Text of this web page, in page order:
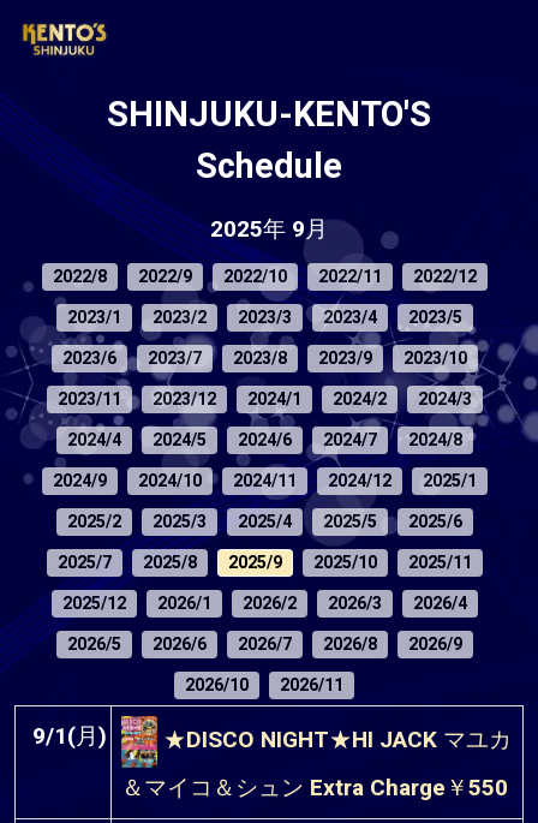
SHINJUKU-KENTO'S
Schedule
2025年 9月
2022/8 2022/9 2022/10 2022/11
2022/12
2023/1
2023/2 2023/3 2023/4
2023/5
2023/6
2023/7 2023/8 2023/9
2023/10
2023/11
2023/12 2024/1 2024/2
2024/3
2024/4
2024/5 2024/6 2024/7
2024/8
2024/9
2024/10 2024/11 2024/12
2025/1
2025/2
2025/3 2025/4 2025/5
2025/6
2025/7
2025/8 2025/9 2025/10
2025/11
2025/12
2026/1 2026/2 2026/3
2026/4
2026/5
2026/6 2026/7 2026/8
2026/9
2026/10
2026/11
9/1(月)
★DISCO NIGHT★HI JACK マユカ
＆マイコ＆シュン Extra Charge￥550